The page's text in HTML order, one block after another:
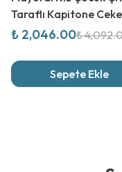
Taraflı Kapitone
₺ 2,046.00₺
Sepete Ekle